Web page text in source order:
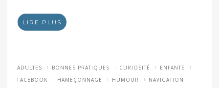
LIRE PLUS
ADULTES BONNES PRATIQUES CURIOSITÉ
ENFANTS
FACEBOOK
HAMEÇONNAGE HUMOUR
NAVIGATION